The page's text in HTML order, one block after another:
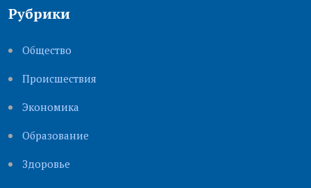
Рубрики
Общество
Происшествия
Экономика
Образование
Здоровье